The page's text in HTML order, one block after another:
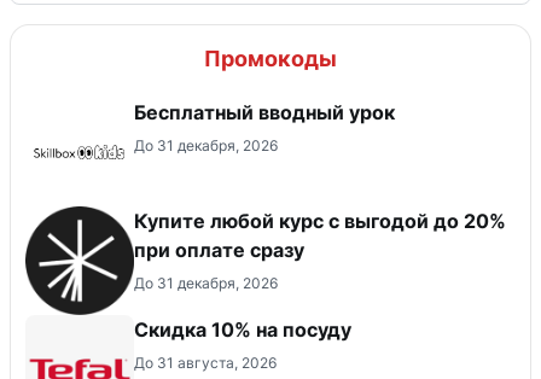
Промокоды
Бесплатный вводный урок
До 31 декабря, 2026
Купите любой курс с выгодой до 20%
при оплате сразу
До 31 декабря, 2026
Скидка 10% на посуду
До 31 августа, 2026